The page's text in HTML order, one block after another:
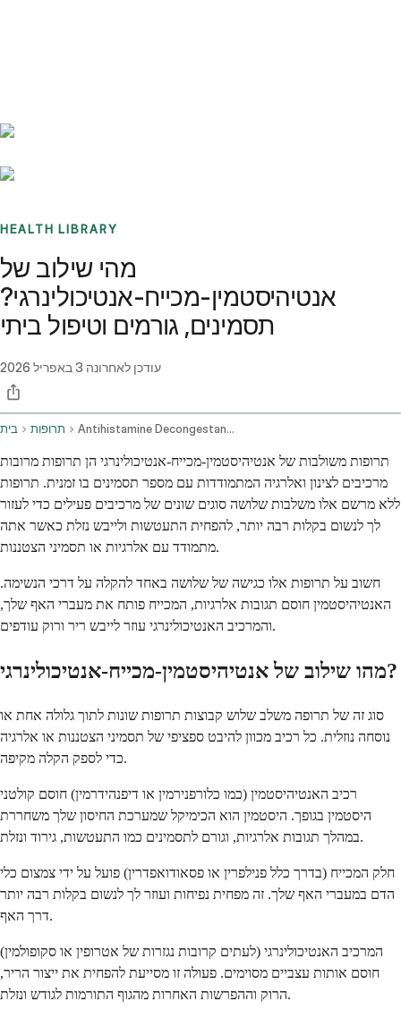
HEALTH LIBRARY
מהי שילוב של
אנטיהיסטמין-מכייח-אנטיכולינרגי?
תסמינים, גורמים וטיפול ביתי
עודכן לאחרונה 3 באפריל 2026
בית תרופות Antihistamine Decongestant And Anticholinergic Combination Oral Route
תרופות משולבות של אנטיהיסטמין-מכייח-אנטיכולינרגי הן תרופות מרובות
מרכיבים לצינון ואלרגיה המתמודדות עם מספר תסמינים בו זמנית. תרופות
ללא מרשם אלו משלבות שלושה סוגים שונים של מרכיבים פעילים כדי לעזור
לך לנשום בקלות רבה יותר, להפחית התעטשות ולייבש נזלת כאשר אתה
מתמודד עם אלרגיות או תסמיני הצטננות.
חשוב על תרופות אלו כגישה של שלושה באחד להקלה על דרכי הנשימה.
האנטיהיסטמין חוסם תגובות אלרגיות, המכייח פותח את מעברי האף שלך,
והמרכיב האנטיכולינרגי עוזר לייבש ריר ורוק עודפים.
מהו שילוב של אנטיהיסטמין-מכייח-אנטיכולינרגי?
סוג זה של תרופה משלב שלוש קבוצות תרופות שונות לתוך גלולה אחת או
נוסחה נוזלית. כל רכיב מכוון להיבט ספציפי של תסמיני הצטננות או אלרגיה
כדי לספק הקלה מקיפה.
רכיב האנטיהיסטמין (כמו כלורפנירמין או דיפנהידרמין) חוסם קולטני
היסטמין בגופך. היסטמין הוא הכימיקל שמערכת החיסון שלך משחררת
במהלך תגובות אלרגיות, וגורם לתסמינים כמו התעטשות, גירוד ונזלת.
חלק המכייח (בדרך כלל פנילפרין או פסאודואפדרין) פועל על ידי צמצום כלי
הדם במעברי האף שלך. זה מפחית נפיחות ועוזר לך לנשום בקלות רבה יותר
דרך האף.
המרכיב האנטיכולינרגי (לעתים קרובות נגזרות של אטרופין או סקופולמין)
חוסם אותות עצביים מסוימים. פעולה זו מסייעת להפחית את ייצור הריר,
הרוק וההפרשות האחרות מהגוף התורמות לגודש ונזלת.